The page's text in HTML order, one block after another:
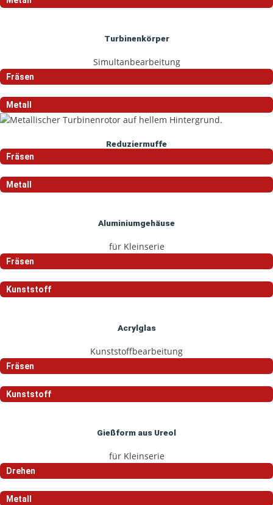
Turbinenkörper
Simultanbearbeitung
Fräsen
Metall
Reduziermuffe
Fräsen
Metall
Aluminiumgehäuse
für Kleinserie
Fräsen
Kunststoff
Acrylglas
Kunststoffbearbeitung
Fräsen
Kunststoff
Gießform aus Ureol
für Kleinserie
Drehen
Metall